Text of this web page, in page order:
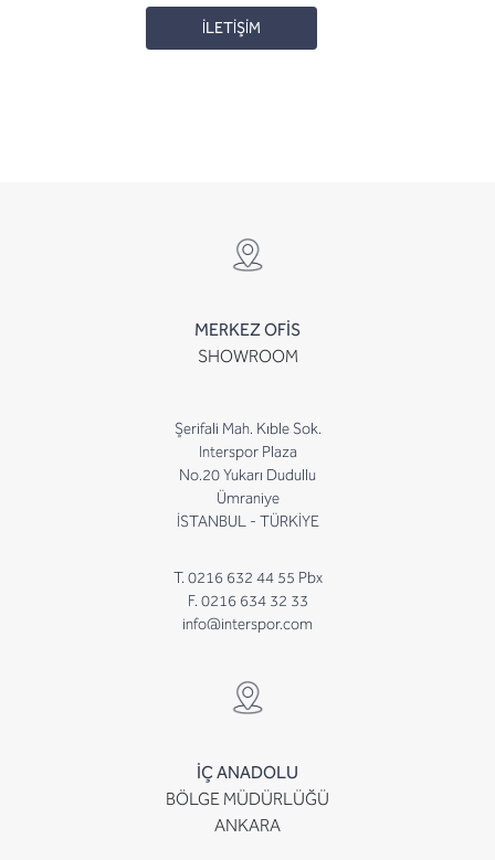
İLETİŞİM
MERKEZ OFİS
SHOWROOM
Şerifali Mah. Kıble Sok.
Interspor Plaza
No.20 Yukarı Dudullu
Ümraniye
İSTANBUL - TÜRKİYE
T. 0216 632 44 55 Pbx
F. 0216 634 32 33
info@interspor.com
İÇ ANADOLU
BÖLGE MÜDÜRLÜĞÜ
ANKARA